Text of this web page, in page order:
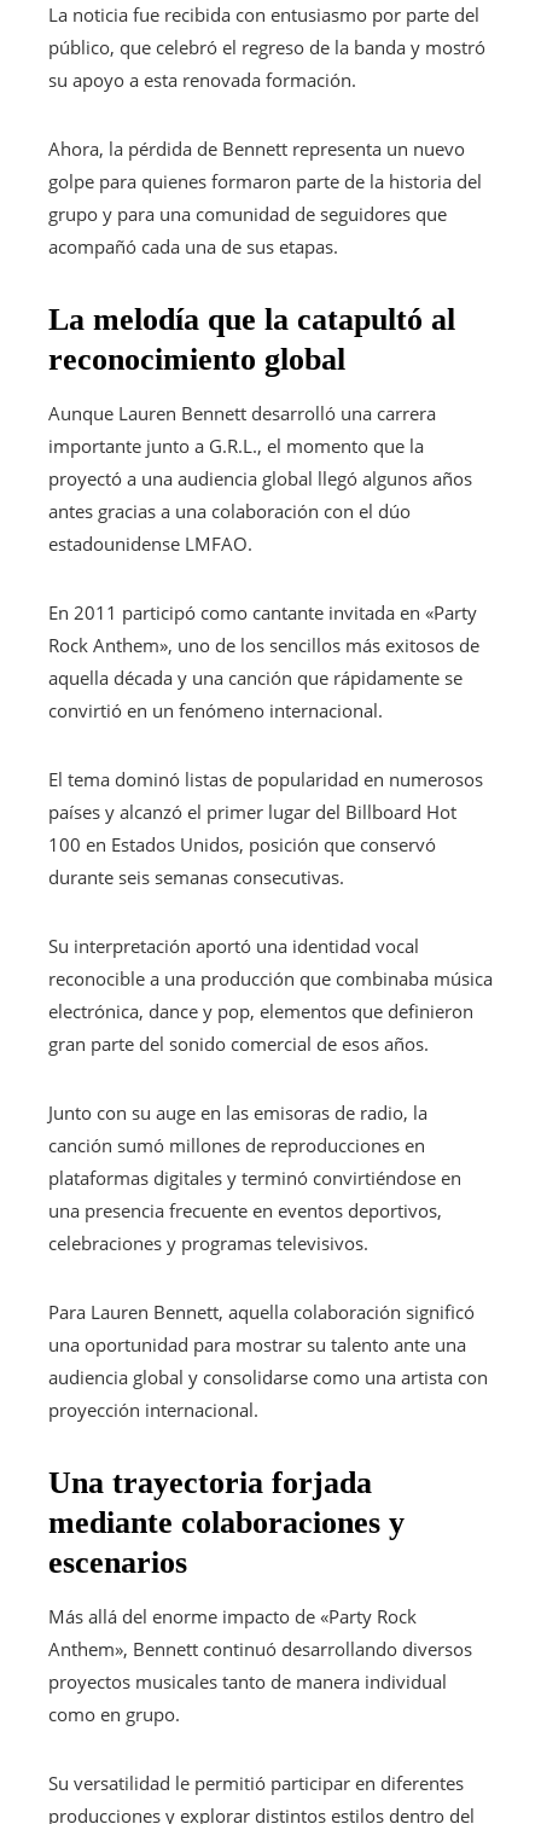
La noticia fue recibida con entusiasmo por parte del
público, que celebró el regreso de la banda y mostró
su apoyo a esta renovada formación.
Ahora, la pérdida de Bennett representa un nuevo
golpe para quienes formaron parte de la historia del
grupo y para una comunidad de seguidores que
acompañó cada una de sus etapas.
La melodía que la catapultó al
reconocimiento global
Aunque Lauren Bennett desarrolló una carrera
importante junto a G.R.L., el momento que la
proyectó a una audiencia global llegó algunos años
antes gracias a una colaboración con el dúo
estadounidense LMFAO.
En 2011 participó como cantante invitada en «Party
Rock Anthem», uno de los sencillos más exitosos de
aquella década y una canción que rápidamente se
convirtió en un fenómeno internacional.
El tema dominó listas de popularidad en numerosos
países y alcanzó el primer lugar del Billboard Hot
100 en Estados Unidos, posición que conservó
durante seis semanas consecutivas.
Su interpretación aportó una identidad vocal
reconocible a una producción que combinaba música
electrónica, dance y pop, elementos que definieron
gran parte del sonido comercial de esos años.
Junto con su auge en las emisoras de radio, la
canción sumó millones de reproducciones en
plataformas digitales y terminó convirtiéndose en
una presencia frecuente en eventos deportivos,
celebraciones y programas televisivos.
Para Lauren Bennett, aquella colaboración significó
una oportunidad para mostrar su talento ante una
audiencia global y consolidarse como una artista con
proyección internacional.
Una trayectoria forjada
mediante colaboraciones y
escenarios
Más allá del enorme impacto de «Party Rock
Anthem», Bennett continuó desarrollando diversos
proyectos musicales tanto de manera individual
como en grupo.
Su versatilidad le permitió participar en diferentes
producciones y explorar distintos estilos dentro del